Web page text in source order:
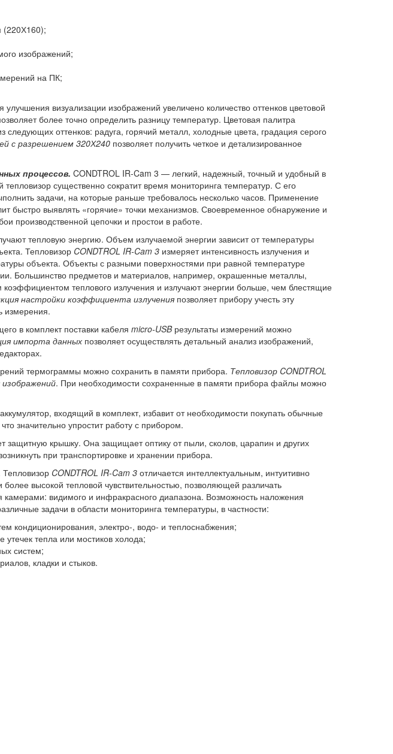
(220Х160);
изображений;
на ПК;
улучшения визуализации изображений увеличено количество оттенков цветовой
более точно определить разницу температур. Цветовая палитра
следующих оттенков: радуга, горячий металл, холодные цвета, градация серого
с разрешением 320Х240позволяет получить четкое и детализированное
процессов. CONDTROL IR-Cam 3 — легкий, надежный, точный и удобный в
существенно сократит время мониторинга температур. С его
задачи, на которые раньше требовалось несколько часов. Применение
быстро выявлять «горячие» точки механизмов. Своевременное обнаружение и
производственной цепочки и простои в работе.
тепловую энергию. Объем излучаемой энергии зависит от температуры
Тепловизор CONDTROL IR-Cam 3измеряет интенсивность излучения и
объекта. Объекты с разными поверхностями при равной температуре
Большинство предметов и материалов, например, окрашенные металлы,
теплового излучения и излучают энергии больше, чем блестящие
настройки коэффициента излученияпозволяет прибору учесть эту
измерения.
в комплект поставки кабеля micro-USBрезультаты измерений можно
импорта данныхпозволяет осуществлять детальный анализ изображений,
термограммы можно сохранить в памяти прибора. Тепловизор CONDTROL
. При необходимости сохраненные в памяти прибора файлы можно
входящий в комплект, избавит от необходимости покупать обычные
значительно упростит работу с прибором.
защитную крышку. Она защищает оптику от пыли, сколов, царапин и других
при транспортировке и хранении прибора.
Тепловизор CONDTROL IR-Cam 3отличается интеллектуальным, интуитивно
высокой тепловой чувствительностью, позволяющей различать
видимого и инфракрасного диапазона. Возможность наложения
задачи в области мониторинга температуры, в частности:
кондиционирования, электро-, водо- и теплоснабжения;
тепла или мостиков холода;
систем;
кладки и стыков.